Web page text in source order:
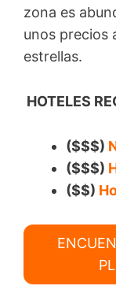
zona es
unos precios
estrellas.
HOTELES
($$$)
($$$)
($$)